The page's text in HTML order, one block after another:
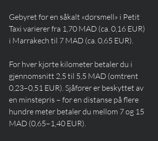
Gebyret for en såkalt «dørsmell» i Petit
Taxi varierer fra 1,70 MAD (ca. 0,16 EUR)
i Marrakech til 7 MAD (ca. 0,65 EUR).
For hver kjørte kilometer betaler du i
gjennomsnitt 2,5 til 5,5 MAD (omtrent
0,23–0,51 EUR). Sjåfører er beskyttet av
en minstepris – for en distanse på flere
hundre meter betaler du mellom 7 og 15
MAD (0,65–1,40 EUR).